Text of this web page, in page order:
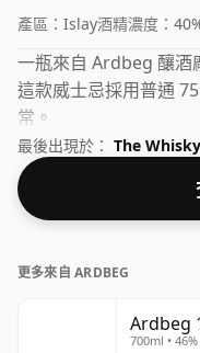
產區： Islay酒精濃度：
一瓶來自 Ardbeg 釀酒
這款威士忌採用普通
常。
最後出現於： The
更多來自 ARDBEG
Ardbeg
700ml • 46%